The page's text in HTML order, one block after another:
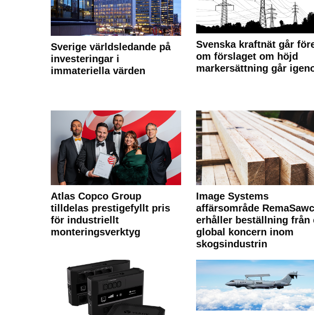
Sverige världsledande på
investeringar i
immateriella värden
Svenska kraftnät går
om förslaget om höjd
markersättning går
Atlas Copco Group
tilldelas prestigefyllt pris
för industriellt
monteringsverktyg
Image Systems
affärsområde
erhåller beställning från
global koncern inom
skogsindustrin